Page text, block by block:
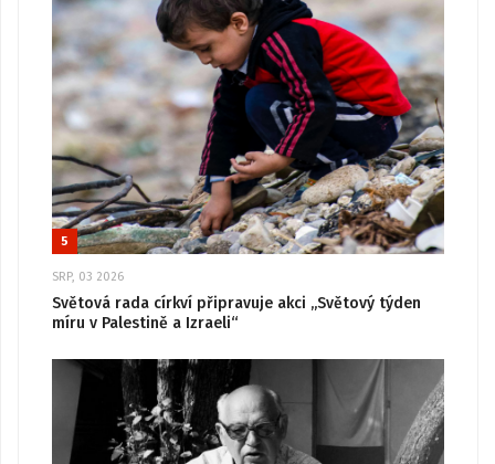
5
SRP, 03 2026
Světová rada církví připravuje akci „Světový týden
míru v Palestině a Izraeli“